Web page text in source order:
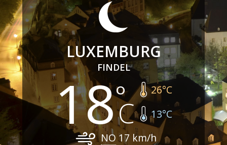
LUXEMBURG
FINDEL
18 26°C
13°C
NO 17 km/h